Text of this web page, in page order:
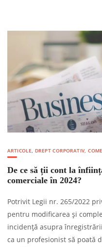
ARTICOLE, DREPT CORPORATIV,
De ce să ții cont la
comerciale în 2024?
Potrivit Legii nr. 265/2022
pentru modificarea și
incidență asupra
ca un profesionist să poată